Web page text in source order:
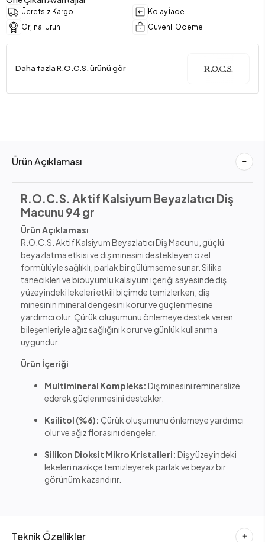
Ücretsiz Kargo
Kolay İade
Orjinal Ürün
Güvenli Ödeme
Daha fazla R.O.C.S. ürünü gör
Ürün Açıklaması
R.O.C.S. Aktif Kalsiyum Beyazlatıcı Diş
Macunu 94 gr
Ürün Açıklaması
R.O.C.S. Aktif Kalsiyum Beyazlatıcı Diş Macunu, güçlü
beyazlatma etkisi ve diş minesini destekleyen özel
formülüyle sağlıklı, parlak bir gülümseme sunar. Silika
tanecikleri ve biouyumlu kalsiyum içeriği sayesinde diş
yüzeyindeki lekeleri etkili biçimde temizlerken, diş
minesinin mineral dengesini korur ve güçlenmesine
yardımcı olur. Çürük oluşumunu önlemeye destek veren
bileşenleriyle ağız sağlığını korur ve günlük kullanıma
uygundur.
Ürün İçeriği
Multimineral Kompleks: Diş minesini remineralize
ederek güçlenmesini destekler.
Ksilitol (%6): Çürük oluşumunu önlemeye yardımcı
olur ve ağız florasını dengeler.
Silikon Dioksit Mikro Kristalleri: Diş yüzeyindeki
lekeleri nazikçe temizleyerek parlak ve beyaz bir
görünüm kazandırır.
Teknik Özellikler